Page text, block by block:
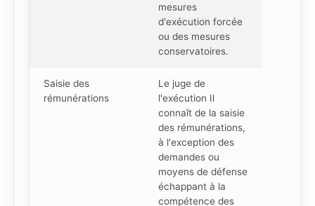
mesures
d'exécution forcée
ou des mesures
conservatoires.
Saisie des
rémunérations
Le juge de
l'exécution Il
connaît de la saisie
des rémunérations,
à l'exception des
demandes ou
moyens de défense
échappant à la
compétence des